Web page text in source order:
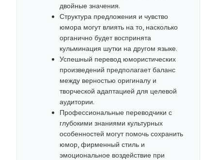
двойные значения.
Структура предложения и чувство
юмора могут влиять на то, насколько
органично будет воспринята
кульминация шутки на другом языке.
Успешный перевод юмористических
произведений предполагает баланс
между верностью оригиналу и
творческой адаптацией для целевой
аудитории.
Профессиональные переводчики с
глубокими знаниями культурных
особенностей могут помочь сохранить
юмор, фирменный стиль и
эмоциональное воздействие при